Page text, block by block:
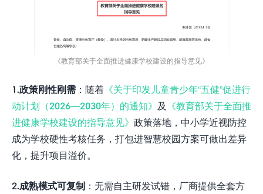
《教育部关于全面推进健康学校建设的指导意见》
1.政策刚性刚需 ：随着 《关于印发儿童青少年“五健”促进行
动计划（2026—2030年）的通知》 及
《教育部关于全面推
进健康学校建设的指导意见》 政策落地，中小学近视防控
成为学校硬性考核任务，打包进智慧校园方案可做出差异
化，提升项目溢价。
2.成熟模式可复制 ：无需自主研发试错，厂商提供全套方